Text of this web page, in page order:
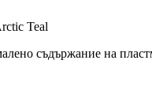
Teal
съдържание на